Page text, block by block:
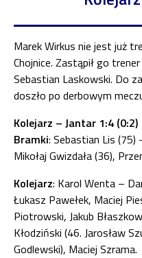
Marek Wirkus nie jest już
Chojnice. Zastąpił go
Sebastian Laskowski. Do
doszło po derbowym
Kolejarz – Jantar 1:4 (0:2)
Bramki: Sebastian Lis (75)
Mikołaj Gwizdała (36),
Kolejarz: Karol Wenta –
Łukasz Pawełek, Maciej
Piotrowski, Jakub
Kłodziński (46. Jarosław
Godlewski), Maciej Szrama.